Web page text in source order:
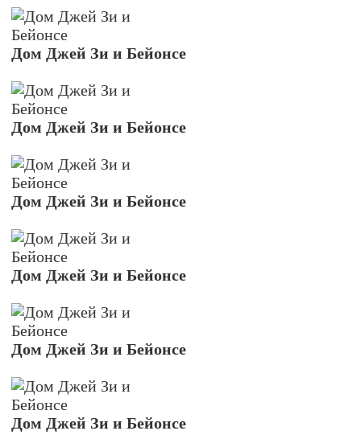
Дом Джей Зи и Бейонсе
Дом Джей Зи и Бейонсе
Дом Джей Зи и Бейонсе
Дом Джей Зи и Бейонсе
Дом Джей Зи и Бейонсе
Дом Джей Зи и Бейонсе